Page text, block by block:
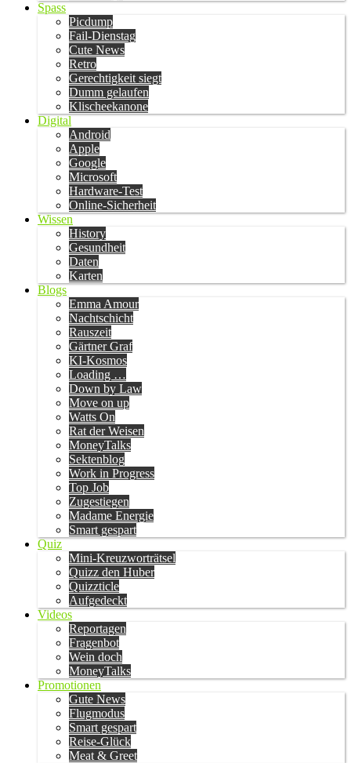
Spass
Picdump
Fail-Dienstag
Cute News
Retro
Gerechtigkeit siegt
Dumm gelaufen
Klischeekanone
Digital
Android
Apple
Google
Microsoft
Hardware-Test
Online-Sicherheit
Wissen
History
Gesundheit
Daten
Karten
Blogs
Emma Amour
Nachtschicht
Rauszeit
Gärtner Graf
KI-Kosmos
Loading …
Down by Law
Move on up
Watts On
Rat der Weisen
MoneyTalks
Sektenblog
Work in Progress
Top Job
Zugestiegen
Madame Energie
Smart gespart
Quiz
Mini-Kreuzworträtsel
Quizz den Huber
Quizzticle
Aufgedeckt
Videos
Reportagen
Fragenbot
Wein doch
MoneyTalks
Promotionen
Gute News
Flugmodus
Smart gespart
Reise-Glück
Meat & Greet